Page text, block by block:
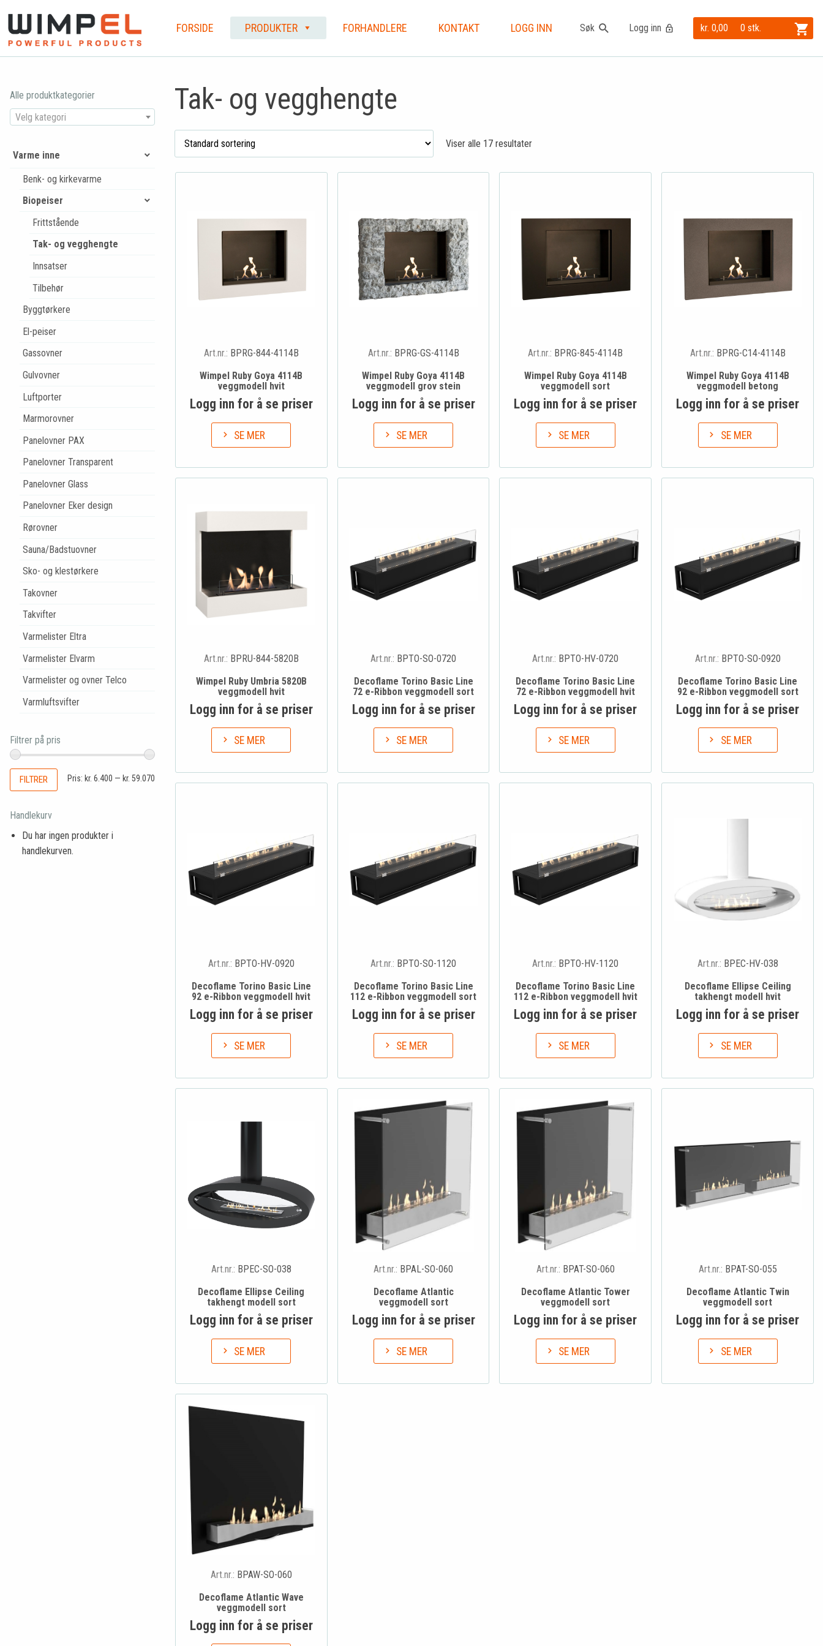
Søk kr. 0,00 0 stk.
FORSIDE PRODUKTER FORHANDLERE KONTAKT LOGG INN Logg inn
Tak- og vegghengte
Viser alle 17 resultater
Art.nr.: BPRG-844-4114B
Wimpel Ruby Goya 4114B
veggmodell hvit
Logg inn for å se priser
SE MER
Art.nr.: BPRG-GS-4114B
Wimpel Ruby Goya 4114B
veggmodell grov stein
Logg inn for å se priser
SE MER
Art.nr.: BPRG-845-4114B
Wimpel Ruby Goya 4114B
veggmodell sort
Logg inn for å se priser
SE MER
Art.nr.: BPRG-C14-4114B
Wimpel Ruby Goya 4114B
veggmodell betong
Logg inn for å se priser
SE MER
Art.nr.: BPRU-844-5820B
Wimpel Ruby Umbria 5820B
veggmodell hvit
Logg inn for å se priser
SE MER
Art.nr.: BPTO-SO-0720
Decoflame Torino Basic Line
72 e-Ribbon veggmodell sort
Logg inn for å se priser
SE MER
Art.nr.: BPTO-HV-0720
Decoflame Torino Basic Line
72 e-Ribbon veggmodell hvit
Logg inn for å se priser
SE MER
Art.nr.: BPTO-SO-0920
Decoflame Torino Basic Line
92 e-Ribbon veggmodell sort
Logg inn for å se priser
SE MER
Art.nr.: BPTO-HV-0920
Decoflame Torino Basic Line
92 e-Ribbon veggmodell hvit
Logg inn for å se priser
SE MER
Art.nr.: BPTO-SO-1120
Decoflame Torino Basic Line
112 e-Ribbon veggmodell sort
Logg inn for å se priser
SE MER
Art.nr.: BPTO-HV-1120
Decoflame Torino Basic Line
112 e-Ribbon veggmodell hvit
Logg inn for å se priser
SE MER
Art.nr.: BPEC-HV-038
Decoflame Ellipse Ceiling
takhengt modell hvit
Logg inn for å se priser
SE MER
Art.nr.: BPEC-SO-038
Decoflame Ellipse Ceiling
takhengt modell sort
Logg inn for å se priser
SE MER
Art.nr.: BPAL-SO-060
Decoflame Atlantic
veggmodell sort
Logg inn for å se priser
SE MER
Art.nr.: BPAT-SO-060
Decoflame Atlantic Tower
veggmodell sort
Logg inn for å se priser
SE MER
Art.nr.: BPAT-SO-055
Decoflame Atlantic Twin
veggmodell sort
Logg inn for å se priser
SE MER
Art.nr.: BPAW-SO-060
Decoflame Atlantic Wave
veggmodell sort
Logg inn for å se priser
Alle produktkategorier
Velg kategori
Varme inne
Benk- og kirkevarme
Biopeiser
Frittstående
Tak- og vegghengte
Innsatser
Tilbehør
Byggtørkere
El-peiser
Gassovner
Gulvovner
Luftporter
Marmorovner
Panelovner PAX
Panelovner Transparent
Panelovner Glass
Panelovner Eker design
Rørovner
Sauna/Badstuovner
Sko- og klestørkere
Takovner
Takvifter
Varmelister Eltra
Varmelister Elvarm
Varmelister og ovner Telco
Varmluftsvifter
Filtrer på pris
FILTRER Pris: kr. 6.400 — kr. 59.070
Handlekurv
Du har ingen produkter i
handlekurven.